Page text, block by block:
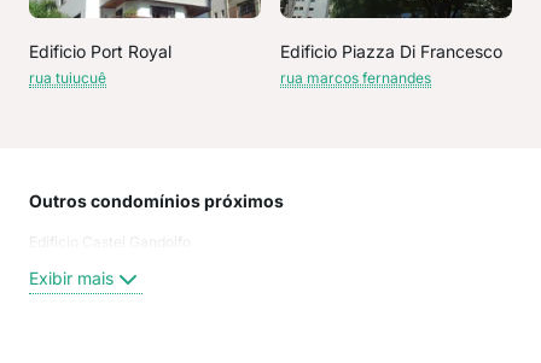
Edificio Port Royal
rua tuiucuê
Edificio Piazza Di Francesco
rua marcos fernandes
Outros condomínios próximos
Edificio Castel Gandolfo
Exibir mais